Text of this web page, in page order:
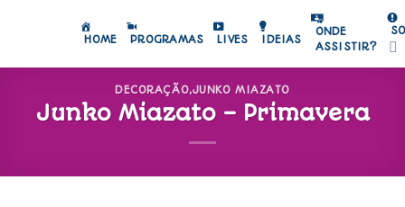
HOME PROGRAMAS LIVES IDEIAS
ONDE
ASSISTIR?
DECORAÇÃO,JUNKO MIAZATO
Junko Miazato – Primavera